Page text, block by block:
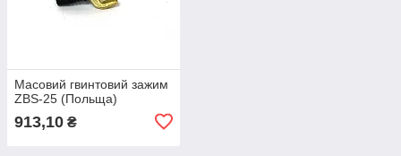
Масовий гвинтовий зажим
ZBS-25 (Польща)
913,10 ₴